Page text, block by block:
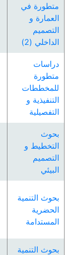
متطورة في
العمارة و
التصميم
الداخلي (2)
دراسات
متطورة
للمخططات
التنفيذية و
التفصيلية
بحوث
التخطيط و
التصميم
البيئي
بحوث التنمية
الحضرية
المستدامة
بحوث التنمية